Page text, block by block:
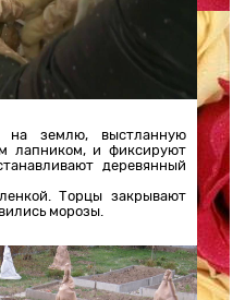
на землю, выстланную
лапником, и фиксируют
деревянный
Торцы закрывают
морозы.